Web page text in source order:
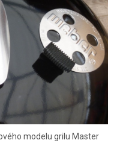
modelu grilu Master